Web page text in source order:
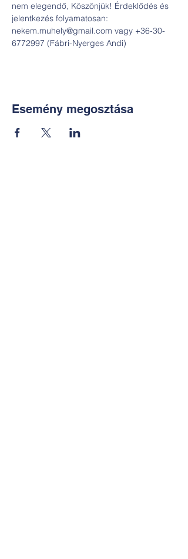
nem elegendő, Köszönjük! Érdeklődés és
jelentkezés folyamatosan:
nekem.muhely@gmail.com vagy +36-30-
6772997 (Fábri-Nyerges Andi)
Esemény megosztása